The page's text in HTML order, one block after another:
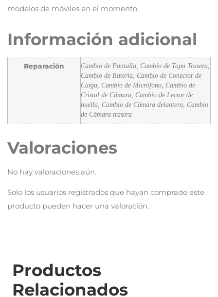
modelos de móviles en el momento.
Información adicional
Reparación
Cambio de Pantalla, Cambio de Tapa Trasera,
Cambio de Batería, Cambio de Conector de
Carga, Cambio de Micrófono, Cambio de
Cristal de Cámara, Cambio de Lector de
huella, Cambio de Cámara delantera, Cambio
de Cámara trasera
Valoraciones
No hay valoraciones aún.
Solo los usuarios registrados que hayan comprado este
producto pueden hacer una valoración.
Productos
Relacionados